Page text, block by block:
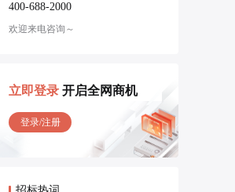
400-688-2000
欢迎来电咨询～
立即登录 开启全网商机
登录/注册